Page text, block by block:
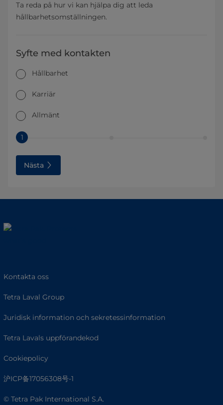
Ta reda på hur vi kan hjälpa dig att leda
hållbarhetsomställningen.
Syfte med kontakten
Hållbarhet
Karriär
Allmänt
1
Nästa
Kontakta oss
Tetra Laval Group
Juridisk information och sekretessinformation
Tetra Lavals uppförandekod
Cookiepolicy
沪ICP备17056308号-1
© Tetra Pak International S.A.